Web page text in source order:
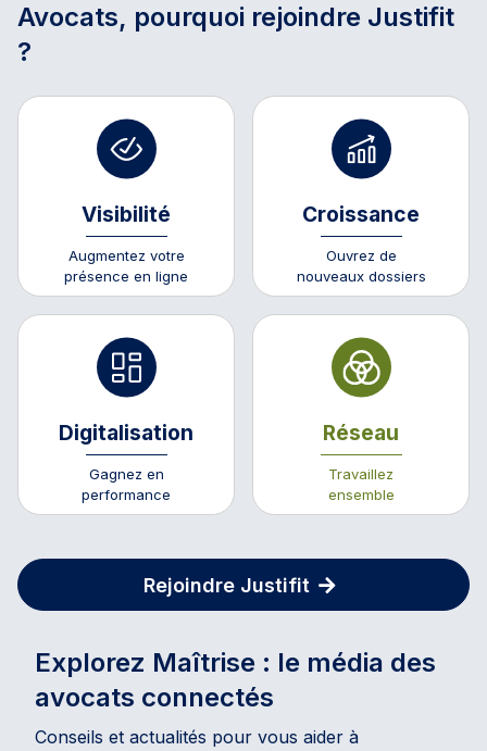
Avocats, pourquoi rejoindre Justifit
?
Visibilité
Augmentez votre
présence en ligne
Croissance
Ouvrez de
nouveaux dossiers
Digitalisation
Gagnez en
performance
Réseau
Travaillez
ensemble
Rejoindre Justifit
Explorez Maîtrise : le média des
avocats connectés
Conseils et actualités pour vous aider à